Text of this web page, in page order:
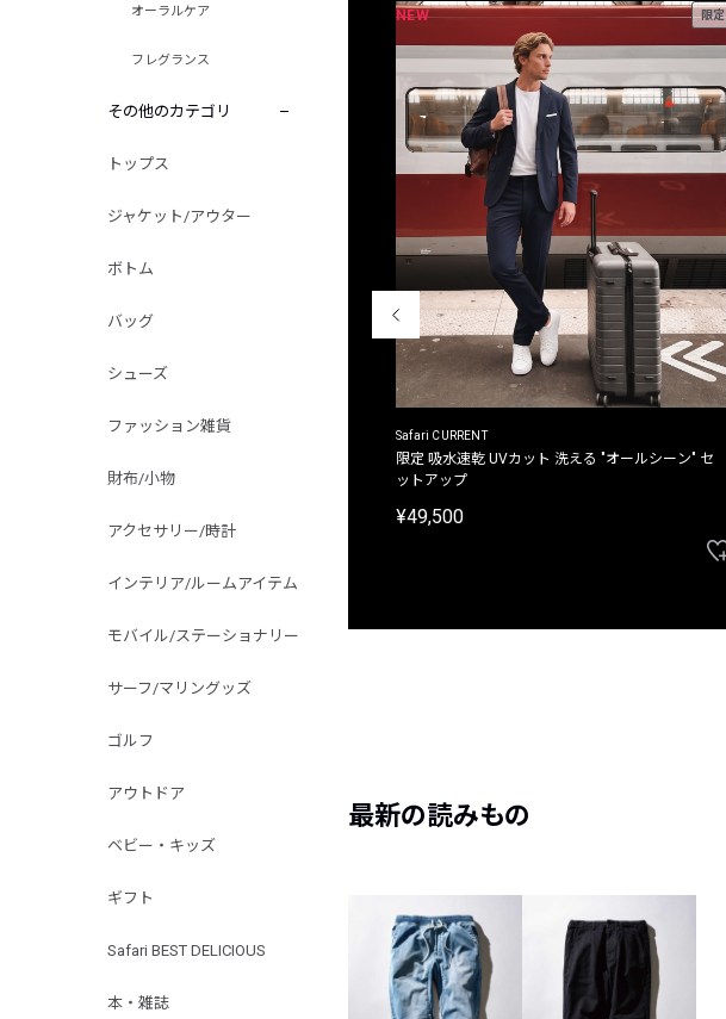
オーラルケア
フレグランス
その他のカテゴリ
トップス
ジャケット/アウター
ボトム
バッグ
シューズ
ファッション雑貨
財布/小物
アクセサリー/時計
インテリア/ルームアイテム
モバイル/ステーショナリー
サーフ/マリングッズ
ゴルフ
アウトドア
ベビー・キッズ
ギフト
Safari BEST DELICIOUS
本・雑誌
NEW 限定
Safari CURRENT
限定 吸水速乾 UVカット 洗える "オールシーン" セ
ットアップ
¥49,500
最新の読みもの